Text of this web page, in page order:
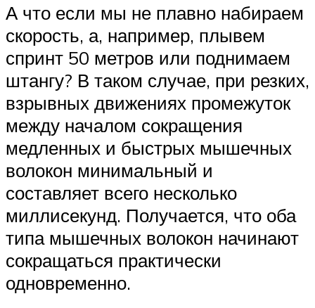
А что если мы не плавно набираем
скорость, а, например, плывем
спринт 50 метров или поднимаем
штангу? В таком случае, при резких,
взрывных движениях промежуток
между началом сокращения
медленных и быстрых мышечных
волокон минимальный и
составляет всего несколько
миллисекунд. Получается, что оба
типа мышечных волокон начинают
сокращаться практически
одновременно.